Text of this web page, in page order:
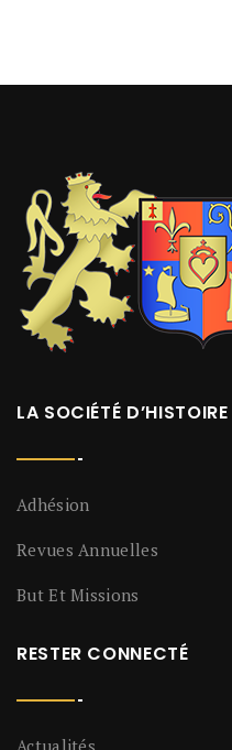
LA SOCIÉTÉ D’HISTOIRE
Adhésion
Revues Annuelles
But Et Missions
RESTER CONNECTÉ
Actualités